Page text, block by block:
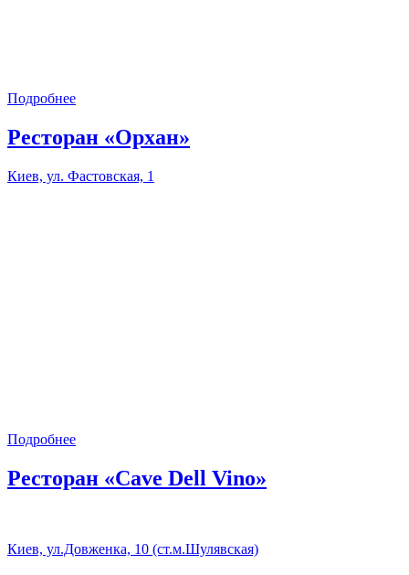
Подробнее
Ресторан «Орхан»
Киев, ул. Фастовская, 1
Подробнее
Ресторан «Cave Dell Vino»
Киев, ул.Довженка, 10 (ст.м.Шулявская)